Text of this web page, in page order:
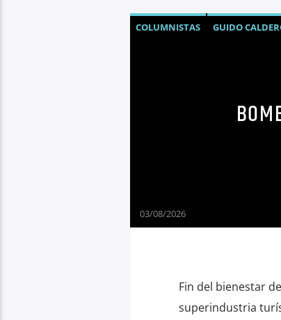
COLUMNISTAS GUIDO
03/08/2026
Fin del bienestar
superindustria